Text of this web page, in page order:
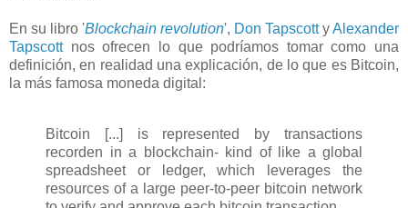
En su libro 'Blockchain revolution', Don TapscottyAlexander
Tapscottnos ofrecen lo que podríamos tomar como una
definición, en realidad una explicación, de lo que es Bitcoin,
la más famosa moneda digital:
Bitcoin [...] is represented by transactions
recorden in a blockchain- kind of like a global
spreadsheet or ledger, which leverages the
resources of a large peer-to-peer bitcoin network